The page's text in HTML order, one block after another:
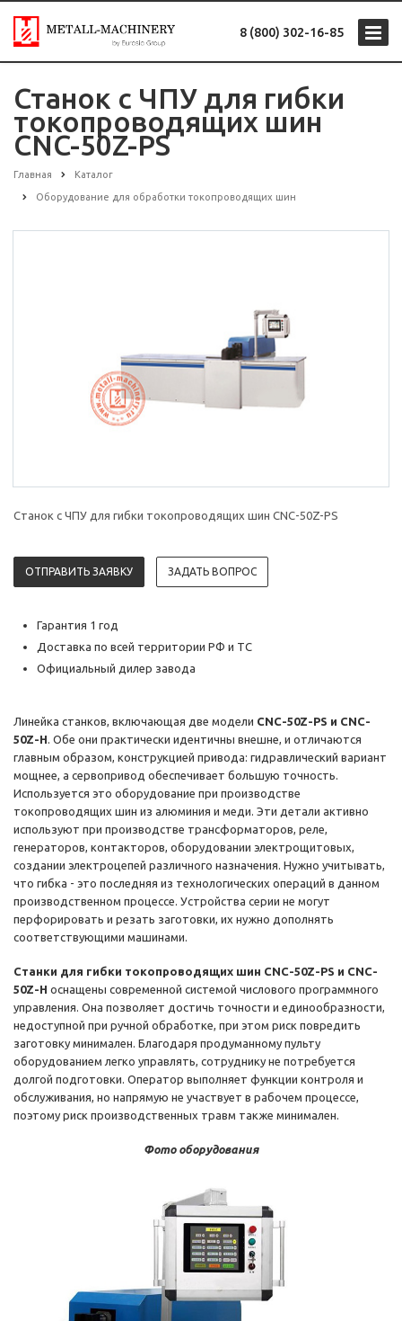
8 (800) 302-16-85
Станок с ЧПУ для гибки
токопроводящих шин
CNC-50Z-PS
Главная Каталог
Оборудование для обработки токопроводящих шин
Станок с ЧПУ для гибки токопроводящих шин CNC-50Z-PS
ОТПРАВИТЬ ЗАЯВКУ ЗАДАТЬ ВОПРОС
Гарантия 1 год
Доставка по всей территории РФ и ТС
Официальный дилер завода
Линейка станков, включающая две модели CNC-50Z-PS и CNC-
50Z-H. Обе они практически идентичны внешне, и отличаются
главным образом, конструкцией привода: гидравлический вариант
мощнее, а сервопривод обеспечивает большую точность.
Используется это оборудование при производстве
токопроводящих шин из алюминия и меди. Эти детали активно
используют при производстве трансформаторов, реле,
генераторов, контакторов, оборудовании электрощитовых,
создании электроцепей различного назначения. Нужно учитывать,
что гибка - это последняя из технологических операций в данном
производственном процессе. Устройства серии не могут
перфорировать и резать заготовки, их нужно дополнять
соответствующими машинами.
Станки для гибки токопроводящих шин CNC-50Z-PS и CNC-
50Z-H оснащены современной системой числового программного
управления. Она позволяет достичь точности и единообразности,
недоступной при ручной обработке, при этом риск повредить
заготовку минимален. Благодаря продуманному пульту
оборудованием легко управлять, сотруднику не потребуется
долгой подготовки. Оператор выполняет функции контроля и
обслуживания, но напрямую не участвует в рабочем процессе,
поэтому риск производственных травм также минимален.
Фото оборудования